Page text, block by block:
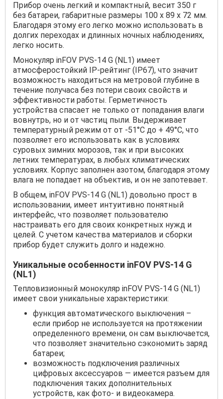
Прибор очень легкий и компактный, весит 350 г
без батареи, габаритные размеры 100 x 89 x 72 мм.
Благодаря этому его легко можно использовать в
долгих переходах и длинных ночных наблюдениях,
легко носить.
Монокуляр inFOV PVS-14 G (NL1) имеет
атмосферостойкий IP-рейтинг (IP67), что значит
возможность находиться на метровой глубине в
течение получаса без потери своих свойств и
эффективности работы. Герметичность
устройства спасает не только от попадания влаги
вовнутрь, но и от частиц пыли. Выдерживает
температурный режим от от -51°C до + 49°C, что
позволяет его использовать как в условиях
суровых зимних морозов, так и при высоких
летних температурах, в любых климатических
условиях. Корпус заполнен азотом, благодаря этому
влага не попадает на объектив, и он не запотевает.
В общем, inFOV PVS-14 G (NL1) довольно прост в
использовании, имеет интуитивно понятный
интерфейс, что позволяет пользователю
настраивать его для своих конкретных нужд и
целей. С учетом качества материалов и сборки
прибор будет служить долго и надежно.
Уникальные особенности inFOV PVS-14 G
(NL1)
Тепловизионный монокуляр inFOV PVS-14 G (NL1)
имеет свои уникальные характеристики:
функция автоматического выключения –
если прибор не используется на протяжении
определенного времени, он сам выключается,
что позволяет значительно сэкономить заряд
батареи;
возможность подключения различных
цифровых аксессуаров — имеется разъем для
подключения таких дополнительных
устройств, как фото- и видеокамера.